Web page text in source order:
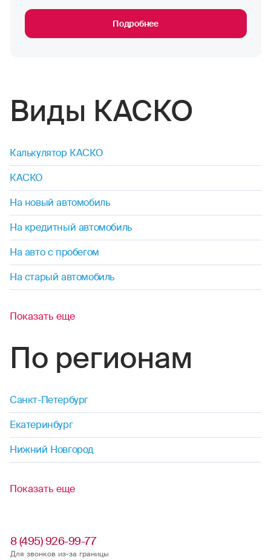
Подробнее
Виды КАСКО
Калькулятор КАСКО
КАСКО
На новый автомобиль
На кредитный автомобиль
На авто с пробегом
На старый автомобиль
Показать еще
По регионам
Санкт-Петербург
Екатеринбург
Нижний Новгород
Показать еще
8 (495) 926-99-77
Для звонков из-за границы